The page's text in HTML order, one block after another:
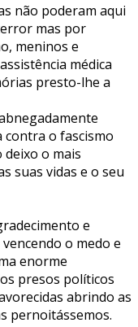
não poderam aqui
mas por
meninos e
médica
presto-lhe a
o fascismo
o mais
suas vidas e o seu
e
o medo e
enorme
presos políticos
abrindo as
pernoitássemos.